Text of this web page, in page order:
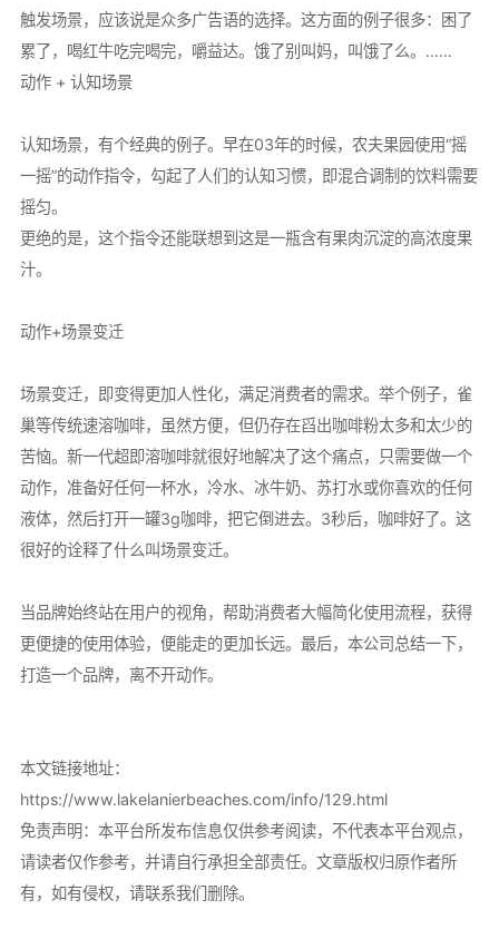
触发场景，应该说是众多广告语的选择。这方面的例子很多：困了
累了，喝红牛吃完喝完，嚼益达。饿了别叫妈，叫饿了么。……
动作 + 认知场景
认知场景，有个经典的例子。早在03年的时候，农夫果园使用“摇
一摇”的动作指令，勾起了人们的认知习惯，即混合调制的饮料需要
摇匀。
更绝的是，这个指令还能联想到这是一瓶含有果肉沉淀的高浓度果
汁。
动作+场景变迁
场景变迁，即变得更加人性化，满足消费者的需求。举个例子，雀
巢等传统速溶咖啡，虽然方便，但仍存在舀出咖啡粉太多和太少的
苦恼。新一代超即溶咖啡就很好地解决了这个痛点，只需要做一个
动作，准备好任何一杯水，冷水、冰牛奶、苏打水或你喜欢的任何
液体，然后打开一罐3g咖啡，把它倒进去。3秒后，咖啡好了。这
很好的诠释了什么叫场景变迁。
当品牌始终站在用户的视角，帮助消费者大幅简化使用流程，获得
更便捷的使用体验，便能走的更加长远。最后，本公司总结一下，
打造一个品牌，离不开动作。
本文链接地址：
https://www.lakelanierbeaches.com/info/129.html
免责声明：本平台所发布信息仅供参考阅读，不代表本平台观点，
请读者仅作参考，并请自行承担全部责任。文章版权归原作者所
有，如有侵权，请联系我们删除。